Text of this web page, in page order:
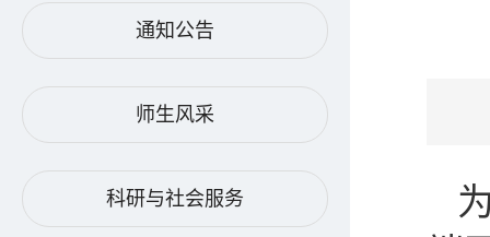
通知公告
师生风采
科研与社会服务